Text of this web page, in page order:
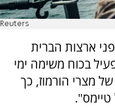
Reuters
ארצות הברית
בכוח משימה ימי
מצרי הורמוז, כך
טיימס".